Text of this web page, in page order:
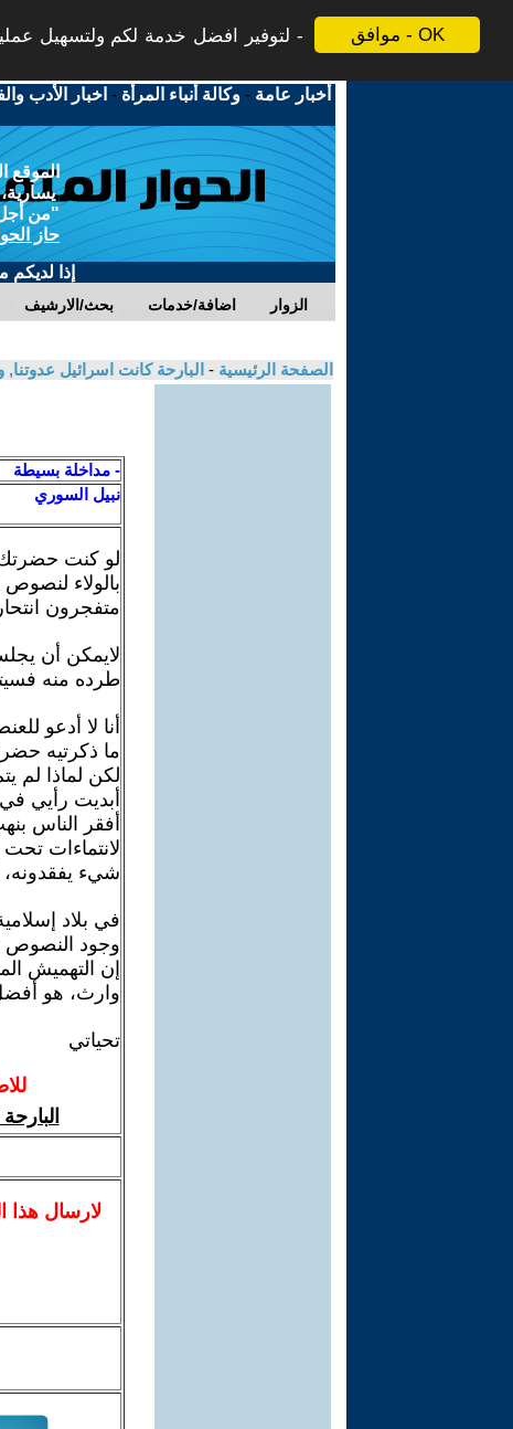
موافق - OK
لتوفير افضل خدمة لكم ولتسهيل
أخبار عامة -وكالة أنباء المرأة - اخبار الأدب
الموقع
"من أجل
حاز
إذا
بحث/الارشيف اضافة/خدمات الزوار
الصفحة الرئيسية - البارحة كانت اسرائيل
- مداخلة بسيطة
نبيل السوري
لو كنت حضرتك
بالولاء لنصوص
متفجرون
لايمكن أن
طرده منه
أنا لا أدعو
ما ذكرتيه
لكن لماذا لم
أبديت رأيي
أفقر الناس
لانتماءات تحت
شيء يفقدونه،
في بلاد
وجود النصوص
إن التهميش
وارث، هو
تحياتي
لارسالهذا